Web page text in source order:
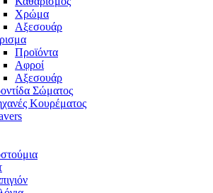
Χρώμα
Αξεσουάρ
Προϊόντα
Αφροί
Αξεσουάρ
Σώματος
Κουρέματος